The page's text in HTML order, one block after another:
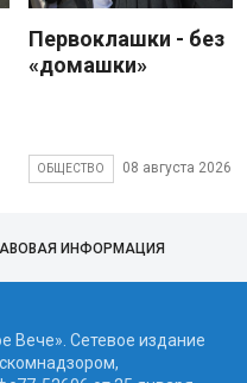
Первоклашки - без
«домашки»
ОБЩЕСТВО 08 августа 2026
ИНФОРМАЦИЯ
Вече». Сетевое издание